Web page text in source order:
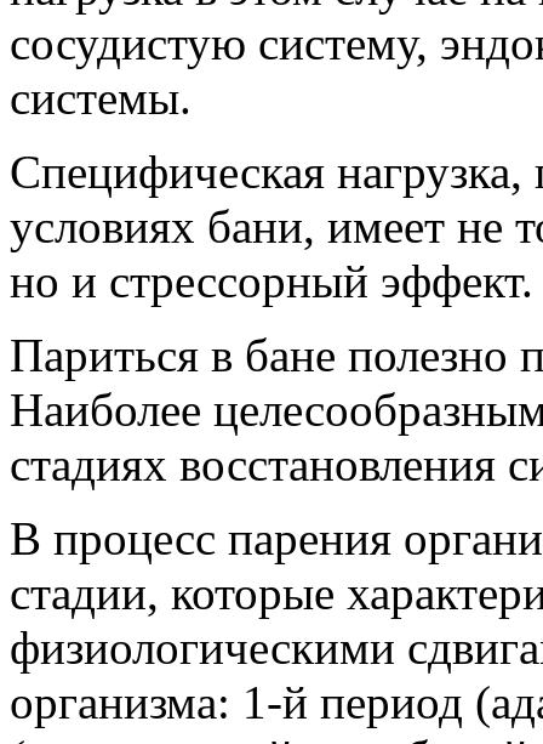
сосудистую систему,
системы.
Специфическая
условиях бани, имеет не
но и стрессорный эффект.
Париться в бане полезно
Наиболее
стадиях восстановления
В процесс парения
стадии, которые
физиологическими
организма: 1-й период